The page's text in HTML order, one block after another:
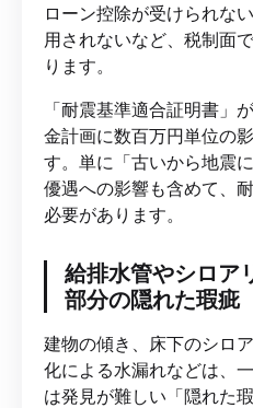
ローン控除が受けられな
用されないなど、税制面
ります。
「耐震基準適合証明書」
金計画に数百万円単位の
す。単に「古いから地震
優遇への影響も含めて、
必要があります。
給排水管やシロア
部分の隠れた瑕疵
建物の傾き、床下のシロ
化による水漏れなどは、
は発見が難しい「隠れた